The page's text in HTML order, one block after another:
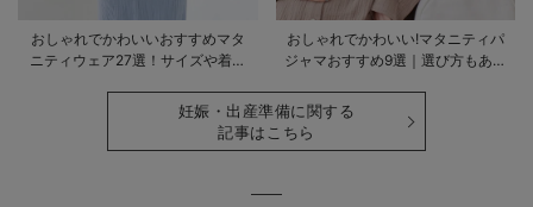
おしゃれでかわいいおすすめマタ
ニティウェア27選！サイズや着る
おしゃれでかわいい!マタニティパ
ジャマおすすめ9選｜選び方もあわ
妊娠・出産準備に関する
記事はこちら